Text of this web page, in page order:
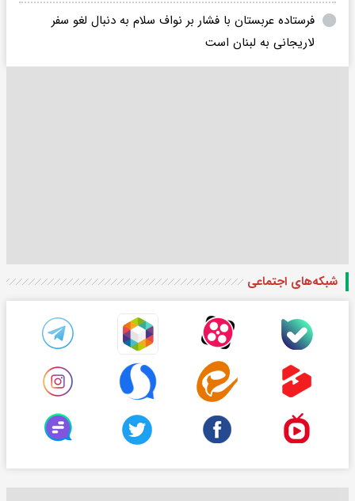
فرستاده عربستان با فشار بر نواف سلام به دنبال لغو سفر
لاریجانی به لبنان است
شبکه‌های اجتماعی